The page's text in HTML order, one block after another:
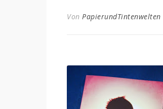
Von PapierundTintenwelten